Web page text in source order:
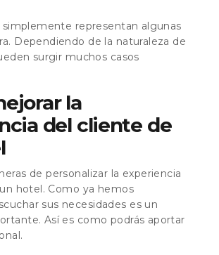
simplemente representan algunas
Dependiendo de la naturaleza de
surgir muchos casos
la
del cliente de
de personalizar la experiencia
hotel. Como ya hemos
sus necesidades es un
Así es como podrás aportar